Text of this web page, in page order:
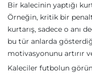
Bir kalecinin yaptığı
Örneğin, kritik bir
kurtarış, sadece o anı
bu tür anlarda
motivasyonunu artırır
Kaleciler futbolun